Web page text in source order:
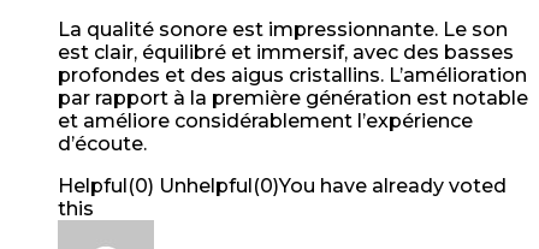
La qualité sonore est impressionnante. Le son
est clair, équilibré et immersif, avec des basses
profondes et des aigus cristallins. L’amélioration
par rapport à la première génération est notable
et améliore considérablement l’expérience
d’écoute.
Helpful(0) Unhelpful(0)You have already voted
this